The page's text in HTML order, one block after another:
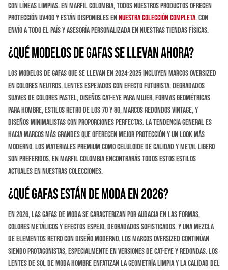
con líneas limpias. En Marfil Colombia, todos nuestros productos ofrecen
protección UV400 y están disponibles ennuestra colección completa, con
envío a todo el país y asesoría personalizada en nuestras tiendas físicas.
¿Qué modelos de gafas se llevan ahora?
Los modelos de gafas que se llevan en 2024-2025 incluyen marcos oversized
en colores neutros, lentes espejados con efecto futurista, degradados
suaves de colores pastel, diseños cat-eye para mujer, formas geométricas
para hombre, estilos retro de los 70 y 80, marcos redondos vintage, y
diseños minimalistas con proporciones perfectas. La tendencia general es
hacia marcos más grandes que oferecen mejor protección y un look más
moderno. Los materiales premium como celuloide de calidad y metal ligero
son preferidos. En Marfil Colombia encontrarás todos estos estilos
actuales en nuestras colecciones.
¿Qué gafas están de moda en 2026?
En 2026, las gafas de moda se caracterizan por audacia en las formas,
colores metálicos y efectos espejo, degradados sofisticados, y una mezcla
de elementos retro con diseño moderno. Los marcos oversized continúan
siendo protagonistas, especialmente en versiones de cat-eye y redondas. Los
lentes de sol de moda hombre enfatizan la geometría limpia y la calidad del